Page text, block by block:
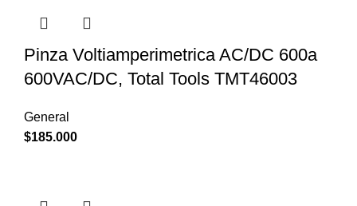
Pinza Voltiamperimetrica AC/DC 600a
600VAC/DC, Total Tools TMT46003
General
$185.000